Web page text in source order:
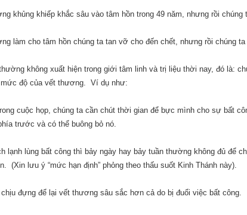
khủng khiếp khắc sâu vào tâm hồn trong 49 năm, nhưng rồi chúng
làm cho tâm hồn chúng ta tan vỡ cho đến chết, nhưng rồi chúng ta
không xuất hiện trong giới tâm linh và trị liệu thời nay, đó là:
độ của vết thương. Ví dụ như:
cuộc họp, chúng ta cần chút thời gian để bực mình cho sự bất
trước và có thể buông bỏ nó.
lạnh lùng bất công thì bảy ngày hay bảy tuần thường không đủ để
(Xin lưu ý “mức hạn định” phỏng theo thấu suốt Kinh Thánh này).
đựng để lại vết thương sâu sắc hơn cả do bị đuổi việc bất công.